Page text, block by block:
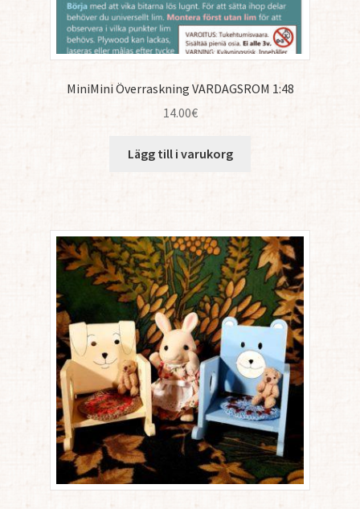
MiniMini Överraskning VARDAGSROM 1:48
14.00€
Lägg till i varukorg